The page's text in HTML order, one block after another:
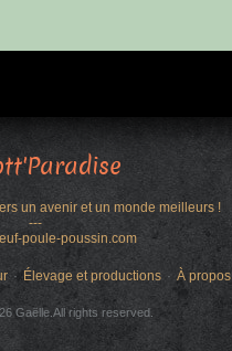
un avenir et un monde meilleurs !
---
poule-poussin.com
Élevage et productions À propos
Gaëlle.All rights reserved.